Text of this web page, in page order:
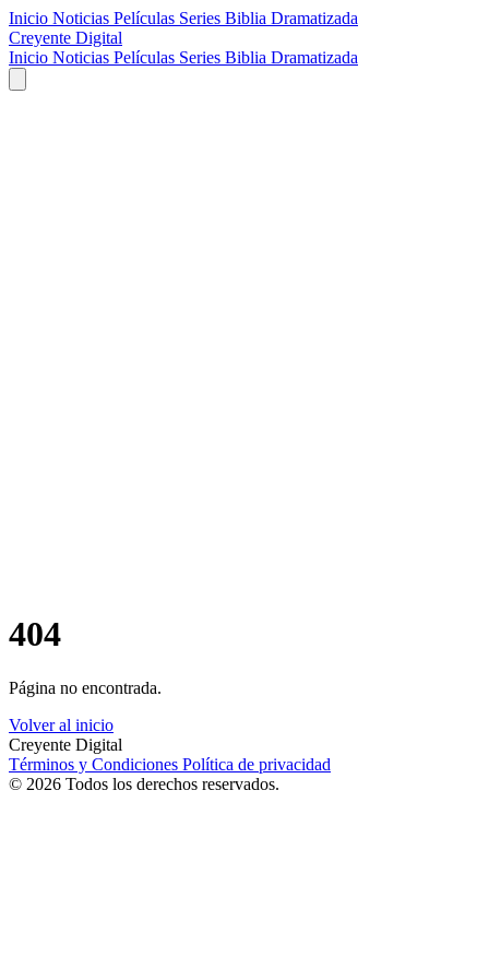
Inicio Noticias Películas Series Biblia Dramatizada
Creyente Digital
Inicio Noticias Películas Series Biblia Dramatizada
404
Página no encontrada.
Volver al inicio
Creyente Digital
Términos y Condiciones Política de privacidad
© 2026 Todos los derechos reservados.